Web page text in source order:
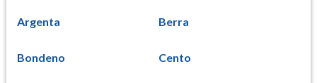
Argenta Berra
Bondeno Cento